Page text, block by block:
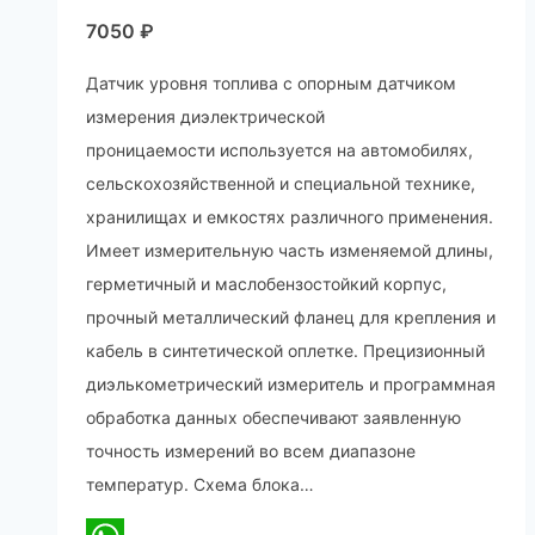
7050 ₽
Датчик уровня топлива c опорным датчиком
измерения диэлектрической
проницаемости используется на автомобилях,
сельскохозяйственной и специальной технике,
хранилищах и емкостях различного применения.
Имеет измерительную часть изменяемой длины,
герметичный и маслобензостойкий корпус,
прочный металлический фланец для крепления и
кабель в синтетической оплетке. Прецизионный
диэлькометрический измеритель и программная
обработка данных обеспечивают заявленную
точность измерений во всем диапазоне
температур. Схема блока…